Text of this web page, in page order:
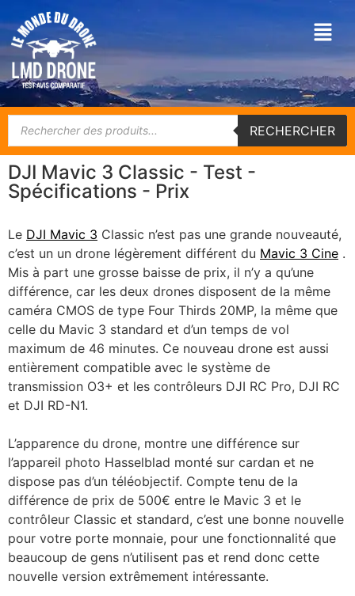
RECHERCHER
DJI Mavic 3 Classic - Test -
Spécifications - Prix
Le DJI Mavic 3 Classic n’est pas une grande nouveauté,
c’est un un drone légèrement différent du Mavic 3 Cine .
Mis à part une grosse baisse de prix, il n’y a qu’une
différence, car les deux drones disposent de la même
caméra CMOS de type Four Thirds 20MP, la même que
celle du Mavic 3 standard et d’un temps de vol
maximum de 46 minutes. Ce nouveau drone est aussi
entièrement compatible avec le système de
transmission O3+ et les contrôleurs DJI RC Pro, DJI RC
et DJI RD-N1.
L’apparence du drone, montre une différence sur
l’appareil photo Hasselblad monté sur cardan et ne
dispose pas d’un téléobjectif. Compte tenu de la
différence de prix de 500€ entre le Mavic 3 et le
contrôleur Classic et standard, c’est une bonne nouvelle
pour votre porte monnaie, pour une fonctionnalité que
beaucoup de gens n’utilisent pas et rend donc cette
nouvelle version extrêmement intéressante.